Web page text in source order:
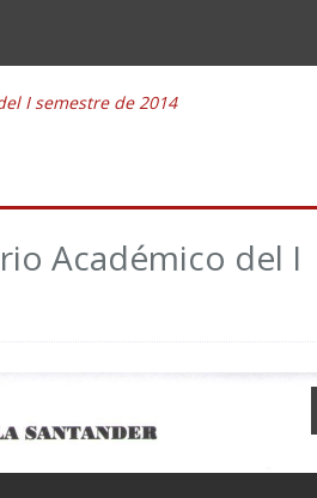
I semestre de 2014
Académico del I